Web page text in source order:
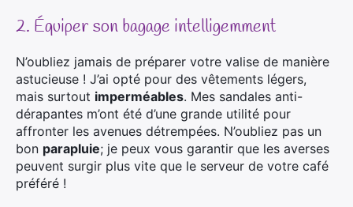
2. Équiper son bagage intelligemment
N’oubliez jamais de préparer votre valise de manière
astucieuse ! J’ai opté pour des vêtements légers,
mais surtout imperméables. Mes sandales anti-
dérapantes m’ont été d’une grande utilité pour
affronter les avenues détrempées. N’oubliez pas un
bon parapluie; je peux vous garantir que les averses
peuvent surgir plus vite que le serveur de votre café
préféré !